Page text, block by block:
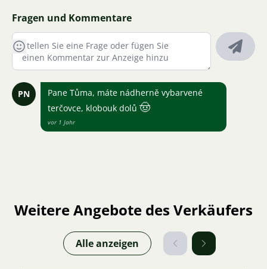
Fragen und Kommentare
PN
Pane Tůma, máte nádherně vybarvené
terčovce, klobouk dolů 🤠
vor 1 Jahr
Weitere Angebote des Verkäufers
Alle anzeigen